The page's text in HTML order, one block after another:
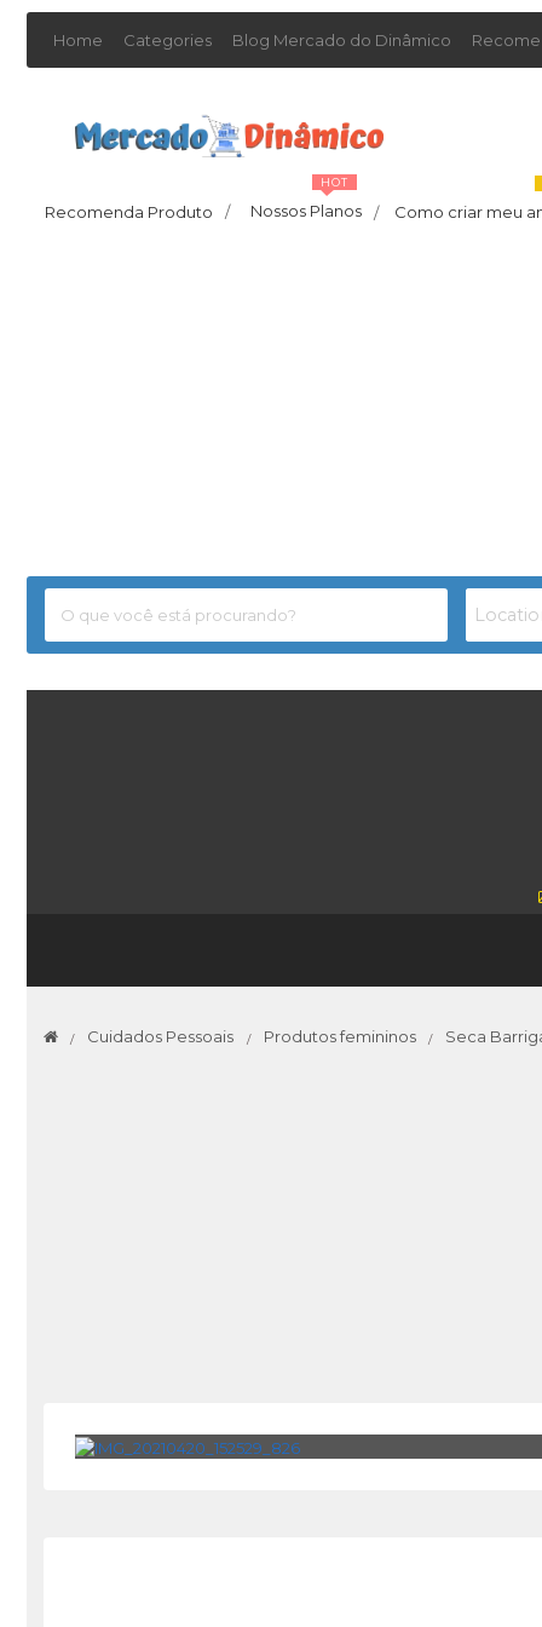
Home Categories Blog Mercado do Dinâmico
Recomenda Produto / Nossos Planos /
HOT
Como criar meu
Cuidados Pessoais Produtos femininos Seca